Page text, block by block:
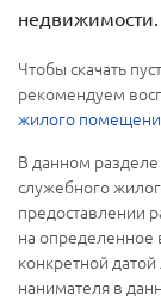
недвижимости.
Чтобы скачать
рекомендуем
жилого
В данном
служебного
предоставлении
на определенное
конкретной
нанимателя в